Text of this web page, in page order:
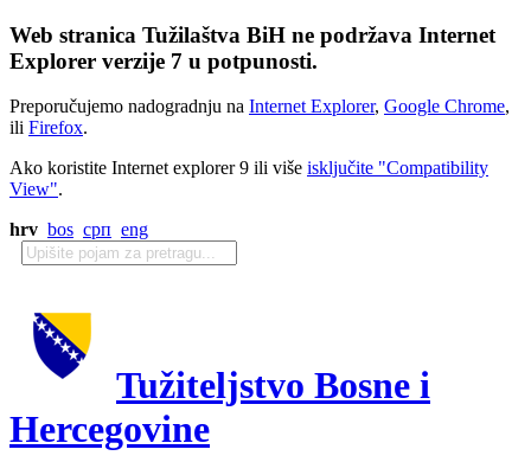
Web stranica Tužilaštva BiH ne podržava Internet
Explorer verzije 7 u potpunosti.
Preporučujemo nadogradnju na Internet Explorer, Google Chrome,
ili Firefox.
Ako koristite Internet explorer 9 ili više isključite "Compatibility
View".
hrv bos срп eng
Tužiteljstvo Bosne i
Hercegovine